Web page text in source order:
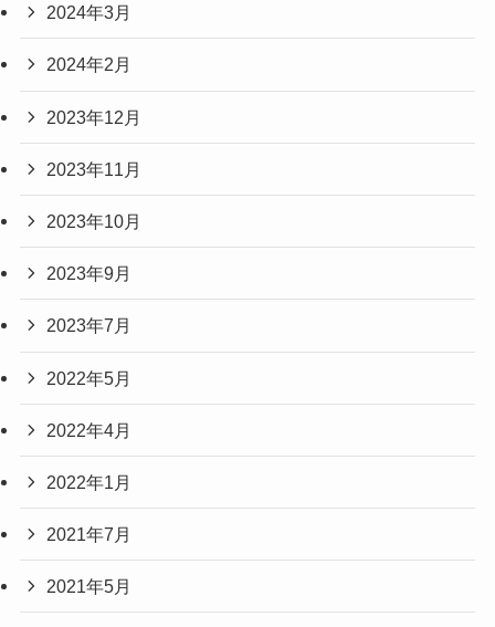
2024年3月
2024年2月
2023年12月
2023年11月
2023年10月
2023年9月
2023年7月
2022年5月
2022年4月
2022年1月
2021年7月
2021年5月